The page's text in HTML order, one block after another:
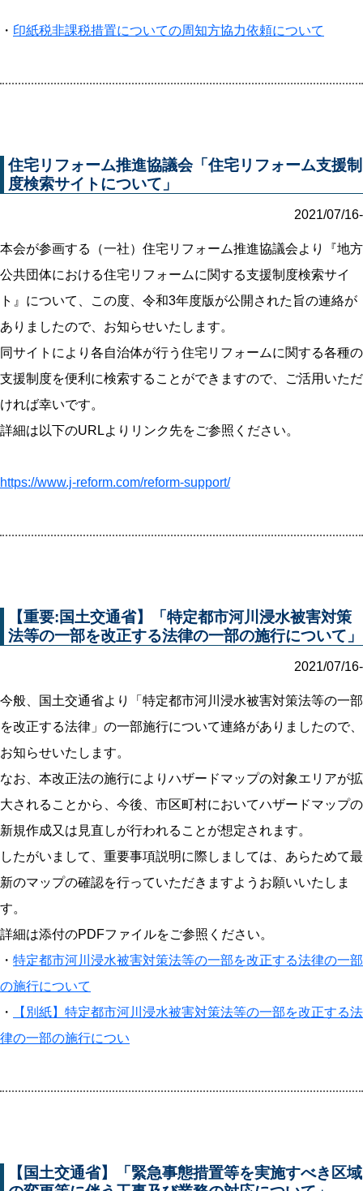
・ 印紙税非課税措置についての周知方協力依頼について
住宅リフォーム推進協議会「住宅リフォーム支援制
度検索サイトについて」
2021/07/16-
本会が参画する（一社）住宅リフォーム推進協議会より『地方
公共団体における住宅リフォームに関する支援制度検索サイ
ト』について、この度、令和3年度版が公開された旨の連絡が
ありましたので、お知らせいたします。
同サイトにより各自治体が行う住宅リフォームに関する各種の
支援制度を便利に検索することができますので、ご活用いただ
ければ幸いです。
詳細は以下のURLよりリンク先をご参照ください。
https://www.j-reform.com/reform-support/
【重要:国土交通省】「特定都市河川浸水被害対策
法等の一部を改正する法律の一部の施行について」
2021/07/16-
今般、国土交通省より「特定都市河川浸水被害対策法等の一部
を改正する法律」の一部施行について連絡がありましたので、
お知らせいたします。
なお、本改正法の施行によりハザードマップの対象エリアが拡
大されることから、今後、市区町村においてハザードマップの
新規作成又は見直しが行われることが想定されます。
したがいまして、重要事項説明に際しましては、あらためて最
新のマップの確認を行っていただきますようお願いいたしま
す。
詳細は添付のPDFファイルをご参照ください。
・ 特定都市河川浸水被害対策法等の一部を改正する法律の一部
の施行について
・
【別紙】特定都市河川浸水被害対策法等の一部を改正する法
律の一部の施行につい
【国土交通省】「緊急事態措置等を実施すべき区域